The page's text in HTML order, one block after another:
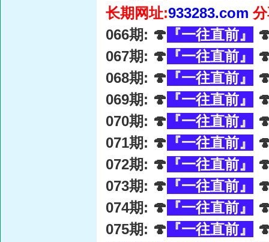
长期网址:933283.com
066期: 🍄 『一往直前』
067期: 🍄 『一往直前』
068期: 🍄 『一往直前』
069期: 🍄 『一往直前』
070期: 🍄 『一往直前』
071期: 🍄 『一往直前』
072期: 🍄 『一往直前』
073期: 🍄 『一往直前』
074期: 🍄 『一往直前』
075期: 🍄 『一往直前』